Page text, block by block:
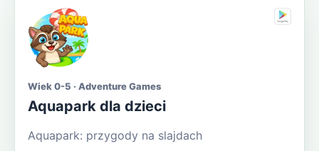
Wiek 0-5 · Adventure Games
Aquapark dla dzieci
Aquapark: przygody na slajdach